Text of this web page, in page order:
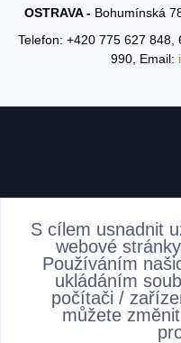
OSTRAVA - Bohumínská
Telefon: +420 775 627 848,
990, Email:
S cílem usnadnit
webové
Používáním
ukládáním
počítači /
můžete